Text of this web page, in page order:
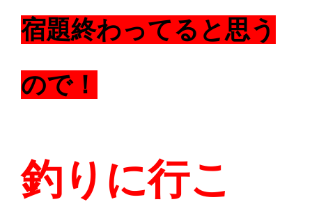
宿題終わってると思う
ので！
釣りに行こ